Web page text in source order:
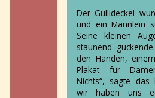
Der Gullideckel
und ein Männlein
Seine kleinen
staunend
den Händen,
Plakat für
Nichts“, sagte das
wir haben uns